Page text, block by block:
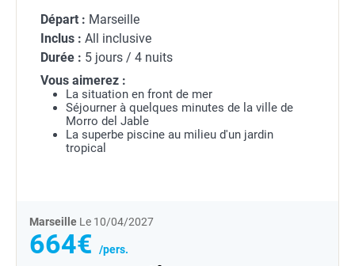
Départ : Marseille
Inclus : All inclusive
Durée : 5 jours / 4 nuits
Vous aimerez :
La situation en front de mer
Séjourner à quelques minutes de la ville de
Morro del Jable
La superbe piscine au milieu d'un jardin
tropical
Marseille Le 10/04/2027
664€ /pers.